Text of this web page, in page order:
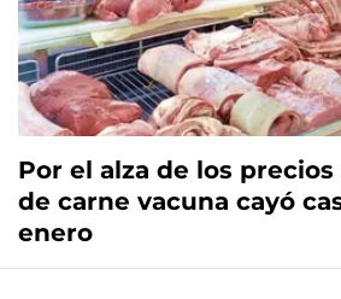
Por el alza de los
de carne vacuna cayó
enero